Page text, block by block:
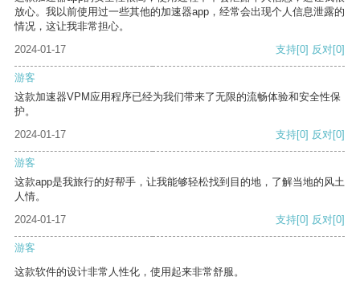
放心。我以前使用过一些其他的加速器app，经常会出现个人信息泄露的
情况，这让我非常担心。
2024-01-17
支持[0] 反对[0]
游客
这款加速器VPM应用程序已经为我们带来了无限的流畅体验和安全性保
护。
2024-01-17
支持[0] 反对[0]
游客
这款app是我旅行的好帮手，让我能够轻松找到目的地，了解当地的风土
人情。
2024-01-17
支持[0] 反对[0]
游客
这款软件的设计非常人性化，使用起来非常舒服。